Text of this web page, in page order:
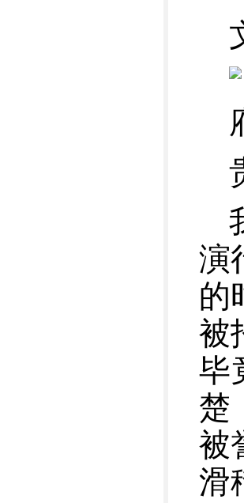
演
的
被
毕
楚
被
滑